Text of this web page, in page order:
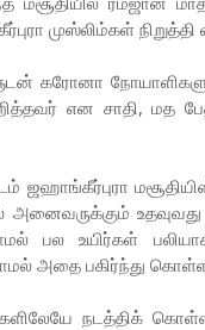
முஸ்லிம்கள்
கரோனா
என சாதி, மத
ஜஹாங்கீர்புரா
உதவுவது
பல உயிர்கள்
அதை பகிர்ந்து
நடத்திக்